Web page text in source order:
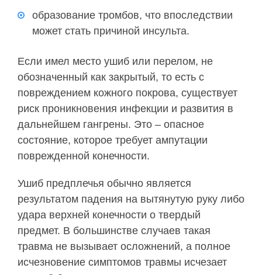
образование тромбов, что впоследствии
может стать причиной инсульта.
Если имел место ушиб или перелом, не
обозначенный как закрытый, то есть с
повреждением кожного покрова, существует
риск проникновения инфекции и развития в
дальнейшем гангрены. Это – опасное
состояние, которое требует ампутации
поврежденной конечности.
Ушиб предплечья обычно является
результатом падения на вытянутую руку либо
удара верхней конечности о твердый
предмет. В большинстве случаев такая
травма не вызывает осложнений, а полное
исчезновение симптомов травмы исчезает